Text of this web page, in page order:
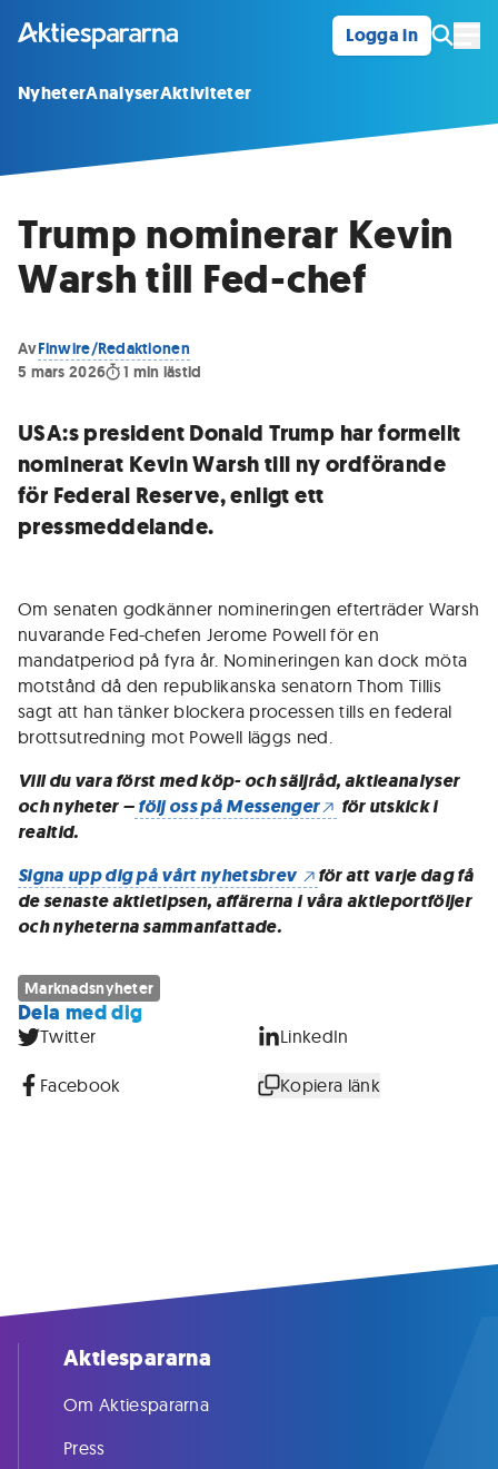
Logga in
NyheterAnalyserAktiviteter
Trump nominerar Kevin
Warsh till Fed-chef
AvFinwire/Redaktionen
5 mars 2026
1 min lästid
USA:s president Donald Trump har formellt
nominerat Kevin Warsh till ny ordförande
för Federal Reserve, enligt ett
pressmeddelande.
Om senaten godkänner nomineringen efterträder Warsh
nuvarande Fed-chefen Jerome Powell för en
mandatperiod på fyra år. Nomineringen kan dock möta
motstånd då den republikanska senatorn Thom Tillis
sagt att han tänker blockera processen tills en federal
brottsutredning mot Powell läggs ned.
Vill du vara först med köp- och säljråd, aktieanalyser
och nyheter –följ oss på Messenger
för utskick i
realtid.
Signa upp dig på vårt nyhetsbrev
för att varje dag få
de senaste aktietipsen, affärerna i våra aktieportföljer
och nyheterna sammanfattade.
Marknadsnyheter
Dela med dig
Twitter LinkedIn
Facebook Kopiera länk
Aktiespararna
Om Aktiespararna
Press